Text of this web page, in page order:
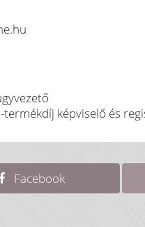
képviselő és
Facebook